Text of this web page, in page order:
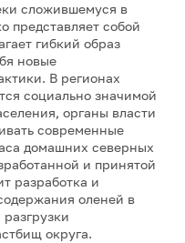
сложившемуся в
представляет собой
гибкий образ
новые
В регионах
социально значимой
органы власти
современные
домашних северных
и принятой
разработка и
оленей в
округа.